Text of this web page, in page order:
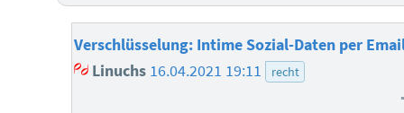
Verschlüsselung: Intime Sozial-Daten per
Linuchs 16.04.2021 19:11 recht